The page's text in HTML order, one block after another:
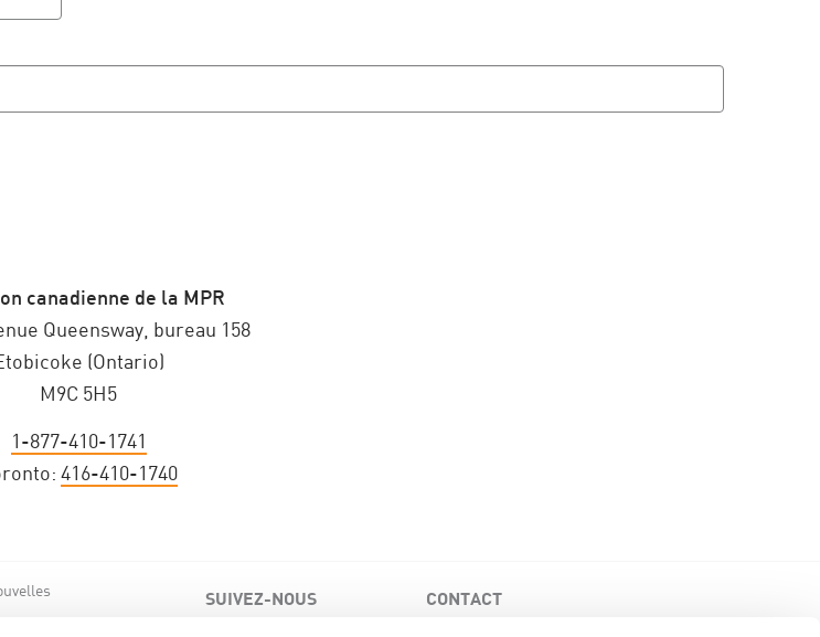
canadienne de la MPR
Queensway, bureau 158
(Ontario)
M9C 5H5
1-877-410-1741
416-410-1740
SUIVEZ-NOUS CONTACT